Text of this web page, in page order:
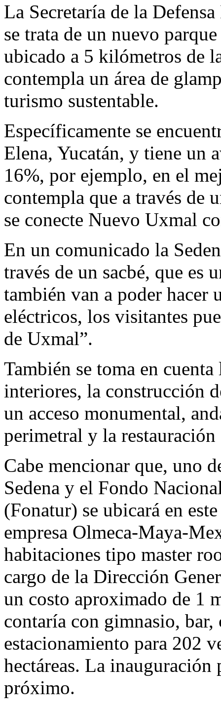
La Secretaría de la
se trata de un nuevo
ubicado a 5 kilómetros de
contempla un área de
turismo sustentable.
Específicamente se
Elena, Yucatán, y tiene un
16%, por ejemplo, en el
contempla que a través de
se conecte Nuevo Uxmal
En un comunicado la
través de un sacbé, que es
también van a poder hacer
eléctricos, los visitantes
de Uxmal”.
También se toma en
interiores, la construcción
un acceso monumental,
perimetral y la restauración
Cabe mencionar que, uno
Sedena y el Fondo
(Fonatur) se ubicará en
empresa Olmeca-Maya-
habitaciones tipo master
cargo de la Dirección
un costo aproximado de 1
contaría con gimnasio, bar,
estacionamiento para 202
hectáreas. La
próximo.